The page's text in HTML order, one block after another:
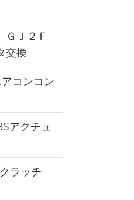
Ｊ２Ｆ
交換
コンコン
アクチュ
ラッチ